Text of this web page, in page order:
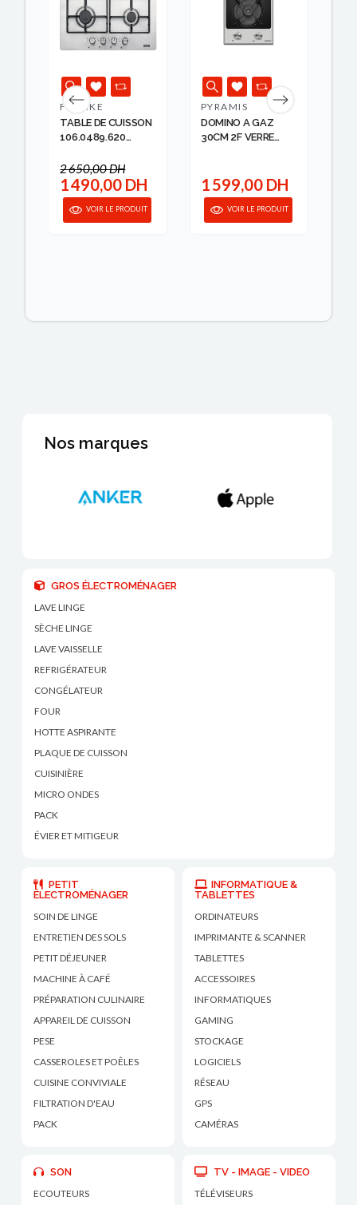
FRANKE
TABLE DE CUISSON
106.0489.620
2 650,00 DH
1 490,00 DH
VOIR LE PRODUIT
PYRAMIS
DOMINO A GAZ
30CM 2F VERRE
1 599,00 DH
VOIR LE PRODUIT
Nos marques
GROS ÉLECTROMÉNAGER
LAVE LINGE
SÈCHE LINGE
LAVE VAISSELLE
REFRIGÉRATEUR
CONGÉLATEUR
FOUR
HOTTE ASPIRANTE
PLAQUE DE CUISSON
CUISINIÈRE
MICRO ONDES
PACK
ÉVIER ET MITIGEUR
PETIT
ÉLECTROMÉNAGER
SOIN DE LINGE
ENTRETIEN DES SOLS
PETIT DÉJEUNER
MACHINE À CAFÉ
PRÉPARATION CULINAIRE
APPAREIL DE CUISSON
PESE
CASSEROLES ET POÊLES
CUISINE CONVIVIALE
FILTRATION D'EAU
PACK
INFORMATIQUE &
TABLETTES
ORDINATEURS
IMPRIMANTE & SCANNER
TABLETTES
ACCESSOIRES
INFORMATIQUES
GAMING
STOCKAGE
LOGICIELS
RÉSEAU
GPS
CAMÉRAS
SON
ECOUTEURS
TV - IMAGE - VIDEO
TÉLÉVISEURS